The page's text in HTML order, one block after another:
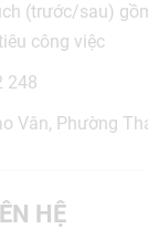
(trước/sau)
công việc
248
Vân, Phường
HỆ